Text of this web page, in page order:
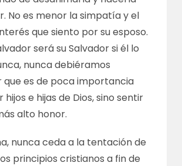
No es menor la simpatía y el
que siento por su esposo.
será su Salvador si él lo
nunca debiéramos
que es de poca importancia
hijos e hijas de Dios, sino sentir
alto honor.
nunca ceda a la tentación de
principios cristianos a fin de